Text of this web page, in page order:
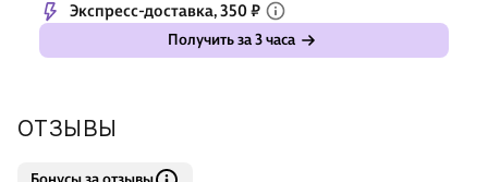
Экспресс-доставка, 350 ₽
Получить за 3 часа
ОТЗЫВЫ